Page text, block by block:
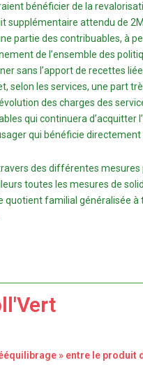
bénéficier de la
supplémentaire attendu de
partie des contribuables, à
de l’ensemble des
sans l’apport de recettes
selon les services, une part
des charges des
qui continuera d’acquitter
qui bénéficie directement
des différentes
toutes les mesures de
familial généralisée à
» entre le produit